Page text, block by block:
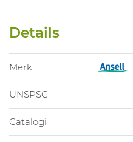
Details
Merk
UNSPSC
Catalogi